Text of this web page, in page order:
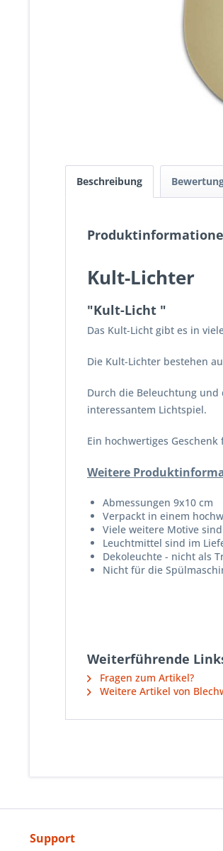
Beschreibung
Kult-Lichter
"Kult-Licht "
Das Kult-Licht gibt es in
Die Kult-Lichter bestehen
Durch die Beleuchtung
interessantem Lichtspiel.
Ein hochwertiges
Weitere
Abmessungen 9x10 cm
Verpackt in einem
Viele weitere Motive
Leuchtmittel sind im
Dekoleuchte - nicht als
Nicht für die
Weiterführende
Fragen zum Artikel?
Weitere Artikel von
Support